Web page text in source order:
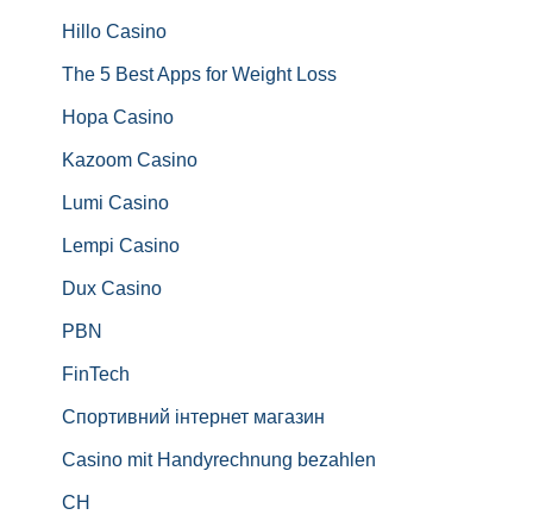
Hillo Casino
The 5 Best Apps for Weight Loss
Hopa Casino
Kazoom Casino
Lumi Casino
Lempi Casino
Dux Casino
PBN
FinTech
Спортивний інтернет магазин
Casino mit Handyrechnung bezahlen
CH